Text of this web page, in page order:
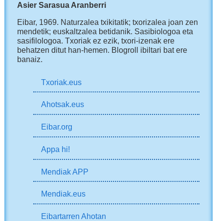
Asier Sarasua Aranberri
Eibar, 1969. Naturzalea txikitatik; txorizalea joan zen
mendetik; euskaltzalea betidanik. Sasibiologoa eta
sasifilologoa. Txoriak ez ezik, txori-izenak ere
behatzen ditut han-hemen. Blogroll ibiltari bat ere
banaiz.
Txoriak.eus
Ahotsak.eus
Eibar.org
Appa hi!
Mendiak APP
Mendiak.eus
Eibartarren Ahotan